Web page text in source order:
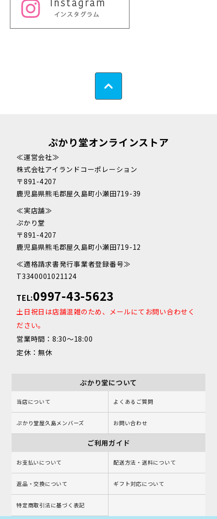
ぷかり堂オンラインストア
≪運営会社≫
株式会社アイランドコーポレーション
〒891-4207
鹿児島県熊毛郡屋久島町小瀬田719-39
≪実店舗≫
ぷかり堂
〒891-4207
鹿児島県熊毛郡屋久島町小瀬田719-12
≪適格請求書発行事業者登録番号≫
T3340001021124
TEL:0997-43-5623
土日祝日は店舗混雑のため、メールにてお問い合わせく
ださい。
営業時間：8:30～18:00
定休：無休
ぷかり堂について
当店について よくあるご質問
ぷかり堂屋久島メンバーズ お問い合わせ
ご利用ガイド
お支払いについて 配送方法・送料について
返品・交換について ギフト対応について
特定商取引法に基づく表記